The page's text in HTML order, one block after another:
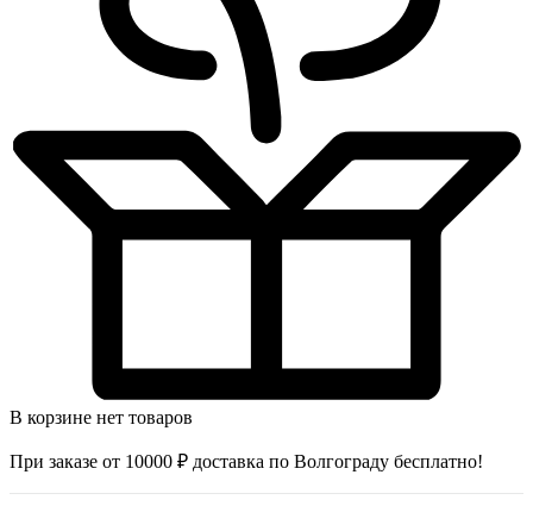
В корзине нет товаров
При заказе от 10000 ₽ доставка по Волгограду бесплатно!